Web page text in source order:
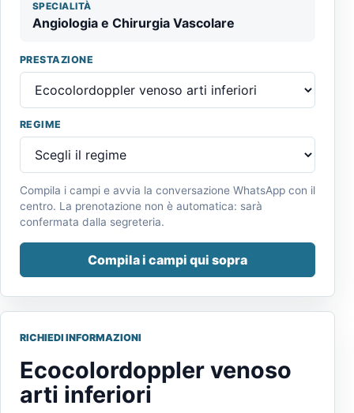
SPECIALITÀ
Angiologia e Chirurgia Vascolare
PRESTAZIONE
REGIME
Compila i campi e avvia la conversazione WhatsApp con il
centro. La prenotazione non è automatica: sarà
confermata dalla segreteria.
Compila i campi qui sopra
RICHIEDI INFORMAZIONI
Ecocolordoppler venoso
arti inferiori